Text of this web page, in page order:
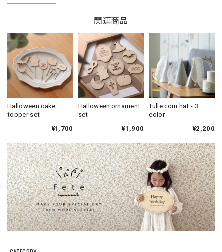
関連商品
Halloween cake
topper set
¥1,700
Halloween ornament
set
¥1,900
Tulle corn hat - 3
color -
¥2,200